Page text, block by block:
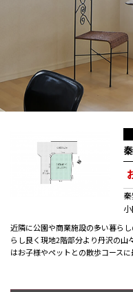
近隣に公園や商業施設の多い暮ら
らし良く現地2階部分より丹沢の
はお子様やペットとの散歩コースに